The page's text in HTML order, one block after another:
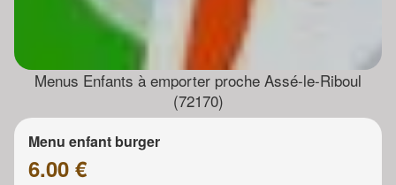
Menus Enfants à emporter proche Assé-le-Riboul
(72170)
Menu enfant burger
6.00 €